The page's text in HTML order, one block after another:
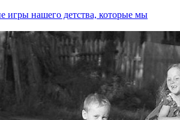
игры нашего детства, которые мы